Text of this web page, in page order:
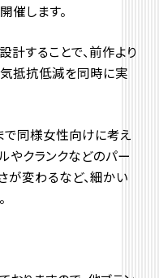
催します。
することで、前作より
抵抗低減を同時に実
で同様女性向けに考え
やクランクなどのパー
が変わるなど、細かい